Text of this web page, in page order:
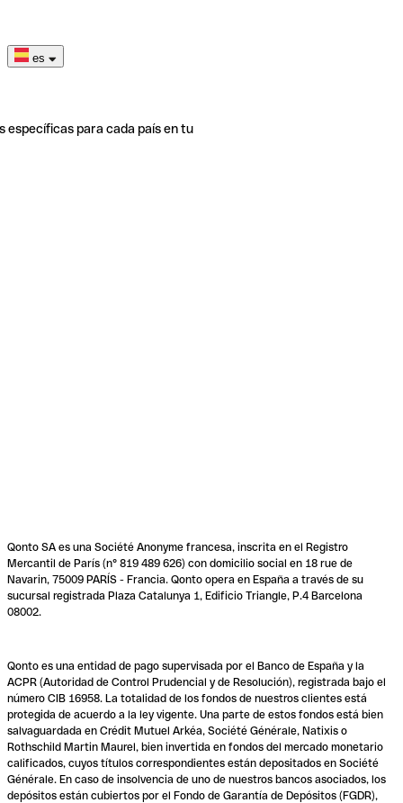
es
específicas para cada país en tu
Qonto SA es una Société Anonyme francesa, inscrita en el Registro
Mercantil de París (n° 819 489 626) con domicilio social en 18 rue de
Navarin, 75009 PARÍS - Francia. Qonto opera en España a través de su
sucursal registrada Plaza Catalunya 1, Edificio Triangle, P.4 Barcelona
08002.
Qonto es una entidad de pago supervisada por el Banco de España y la
ACPR (Autoridad de Control Prudencial y de Resolución), registrada bajo el
número CIB 16958. La totalidad de los fondos de nuestros clientes está
protegida de acuerdo a la ley vigente. Una parte de estos fondos está bien
salvaguardada en Crédit Mutuel Arkéa, Société Générale, Natixis o
Rothschild Martin Maurel, bien invertida en fondos del mercado monetario
calificados, cuyos títulos correspondientes están depositados en Société
Générale. En caso de insolvencia de uno de nuestros bancos asociados, los
depósitos están cubiertos por el Fondo de Garantía de Depósitos (FGDR),